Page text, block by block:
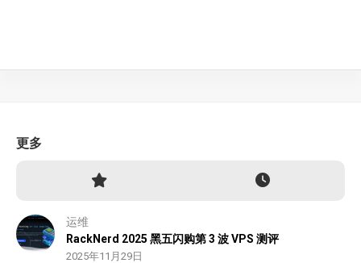
更多
运维
RackNerd 2025 黑五闪购第 3 波 VPS 测评
2025年11月29日